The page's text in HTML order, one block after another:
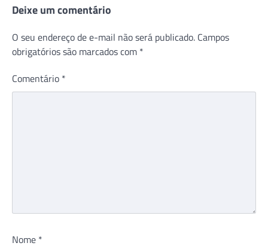
Deixe um comentário
O seu endereço de e-mail não será publicado. Campos
obrigatórios são marcados com *
Comentário *
Nome *